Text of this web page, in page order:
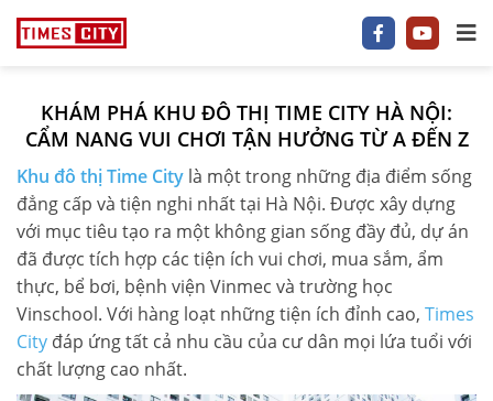
1 P/NGỦ
2 P/NGỦ
3–5 P/NGỦ
TIMES CITY
PARK HILL
PARK PREMIUM
KHÁM PHÁ KHU ĐÔ THỊ TIME CITY HÀ NỘI:
CẨM NANG VUI CHƠI TẬN HƯỞNG TỪ A ĐẾN Z
Khu đô thị Time City là một trong những địa điểm sống
đẳng cấp và tiện nghi nhất tại Hà Nội. Được xây dựng
với mục tiêu tạo ra một không gian sống đầy đủ, dự án
đã được tích hợp các tiện ích vui chơi, mua sắm, ẩm
thực, bể bơi, bệnh viện Vinmec và trường học
Vinschool. Với hàng loạt những tiện ích đỉnh cao, Times
City đáp ứng tất cả nhu cầu của cư dân mọi lứa tuổi với
chất lượng cao nhất.